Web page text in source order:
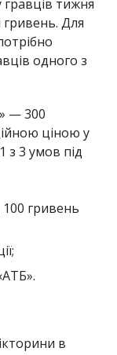
в
та
на
300, 500
на сайті